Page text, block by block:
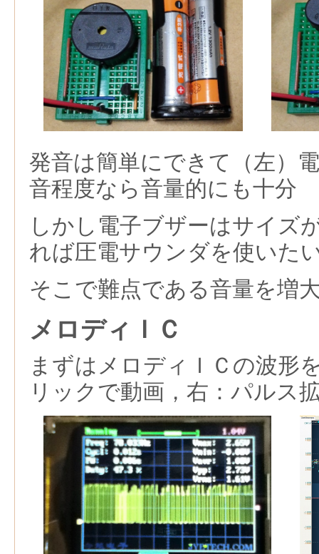
発音は簡単にできて（左）
音程度なら音量的にも十分
しかし電子ブザーはサイズ
れば圧電サウンダを使いた
そこで難点である音量を増
メロディＩＣ
まずはメロディＩＣの波形
リックで動画，右：パルス